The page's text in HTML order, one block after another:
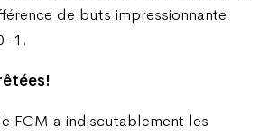
de buts impressionnante
1.
FCM a indiscutablement les